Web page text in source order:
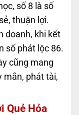
số 8 là số
thuận lợi.
doanh, khi kết
số phát lộc 86.
cũng mang
mắn, phát tài,
Quẻ Hỏa